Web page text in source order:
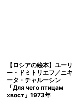
【ロシアの絵本】ユーリ
ー・ドミトリエフ／ニキ
ータ・チャルーシン
「Для чего птицам
хвост」1973年